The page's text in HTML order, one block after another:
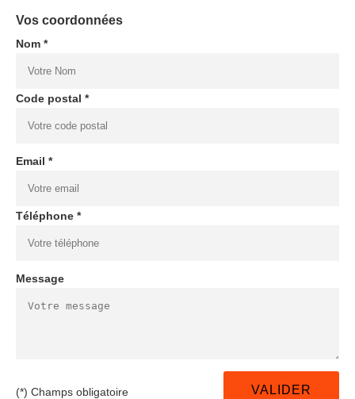
Vos coordonnées
Nom *
Code postal *
Email *
Téléphone *
Message
(*) Champs obligatoire